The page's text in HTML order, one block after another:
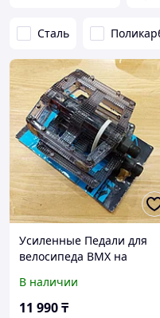
Сталь
Усиленные Педали для
велосипеда BMX на
поликарбонат. Немецкий
бренд "M-Wave". BMX
В наличии
11 990₸